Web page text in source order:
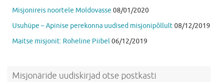
Misjonireis noortele Moldovasse 08/01/2020
Usuhüpe – Apinise perekonna uudised misjonipõllult08/12/2019
Maitse misjonit: Roheline Piibel06/12/2019
Misjonäride uudiskirjad otse postkasti